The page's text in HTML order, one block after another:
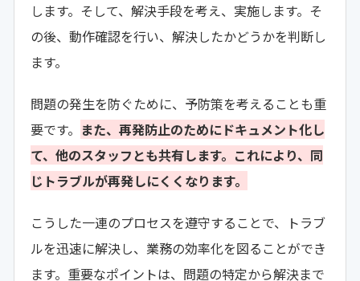
します。そして、解決手段を考え、実施します。そ
の後、動作確認を行い、解決したかどうかを判断し
ます。
問題の発生を防ぐために、予防策を考えることも重
要です。 また、再発防止のためにドキュメント化し
て、他のスタッフとも共有します。これにより、同
じトラブルが再発しにくくなります。
こうした一連のプロセスを遵守することで、トラブ
ルを迅速に解決し、業務の効率化を図ることができ
ます。重要なポイントは、問題の特定から解決まで